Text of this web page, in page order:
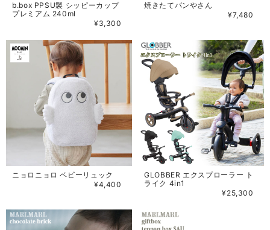
b.box PPSU製 シッピーカップ
プレミアム 240ml
¥3,300
焼きたてパンやさん
¥7,480
ニョロニョロ ベビーリュック
¥4,400
GLOBBER エクスプローラー ト
ライク 4in1
¥25,300